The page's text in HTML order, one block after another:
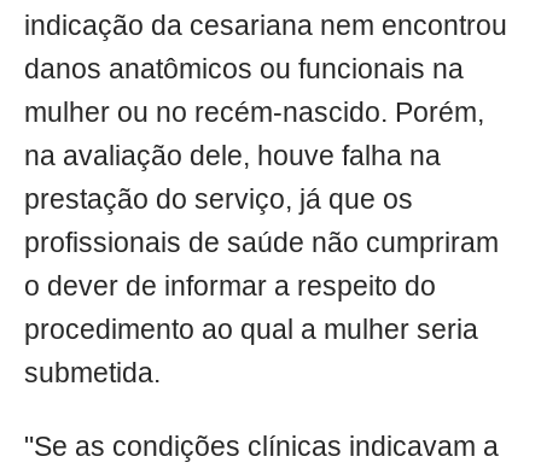
indicação da cesariana nem encontrou
danos anatômicos ou funcionais na
mulher ou no recém-nascido. Porém,
na avaliação dele, houve falha na
prestação do serviço, já que os
profissionais de saúde não cumpriram
o dever de informar a respeito do
procedimento ao qual a mulher seria
submetida.
"Se as condições clínicas indicavam a